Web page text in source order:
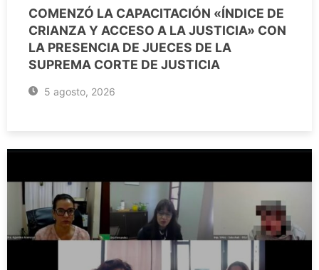
COMENZÓ LA CAPACITACIÓN «ÍNDICE DE
CRIANZA Y ACCESO A LA JUSTICIA» CON
LA PRESENCIA DE JUECES DE LA
SUPREMA CORTE DE JUSTICIA
5 agosto, 2026